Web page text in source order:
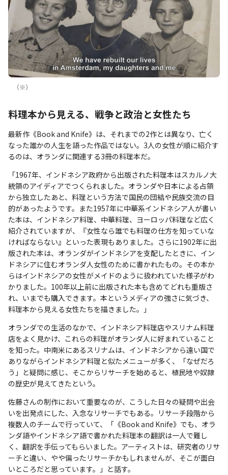
（※）
料理本から見える、戦争と政治と女性たち
最新作《Book and Knife》は、それまでの2作とは異なり、亡く
なった誰かの人生を語った作品ではない。3人の女性が順に紹介す
るのは、オランダに関連する3冊の料理本だ。
「1967年、インドネシア政府から出版された料理本はスカルノ大
統領のアイディアでつくられました。オランダや日本による占領
から独立したあと、料理という方法で国民の団結や民族交流の目
的があったようです。また1957年に中華系インドネシア人が書い
た本は、インドネシア料理、中華料理、ヨーロッパ料理など広く
紹介されていますが、『女性なら誰でも料理の仕方を知っていな
ければならない』といった表現もありました。さらに1902年に出
版された本は、オランダがインドネシアを支配したときに、イン
ドネシアに住むオランダ人女性のために書かれたもの。その本か
らはインドネシアの女性がメイドのように扱われていた様子がわ
かりました。100年以上前に出版された本も含めてどれも重版さ
れ、いまでも購入できます。本というメディアの強さに気づき、
料理本から見える女性たちを描きました。」
オランダでの生活のなかで、インドネシア料理店やスリナム料理
店をよく見かけ、これらの料理がオランダ人に好まれていること
を知った。中南米にあるスリナムは、インドネシアから遠い国で
ありながらインドネシア料理と似たメニューが多く、「なぜだろ
う」と疑問に感じ、そこからリサーチを始めると、植民地や奴隷
の歴史が見えてきたという。
佐藤さんの制作において重要なのが、こうした日々の疑問や出会
いを出発点にした、入念なリサーチでもある。リサーチ段階から
複数人のチームで行っていて、「《Book and Knife》でも、オラ
ンダ語やインドネシア語で書かれた料理本の翻訳は一人で難し
く、翻訳を手伝ってもらいました。アーティストは、研究者のリサ
ーチと違い、やや偏ったリサーチかもしれませんが、そこが面白
いところだと思っています。」と話す。